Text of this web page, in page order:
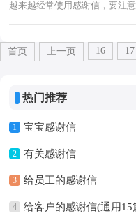
越来越经常使用感谢信，要注
首页 上一页 16 17
热门推荐
1 宝宝感谢信
2 有关感谢信
3 给员工的感谢信
4 给客户的感谢信(通用15